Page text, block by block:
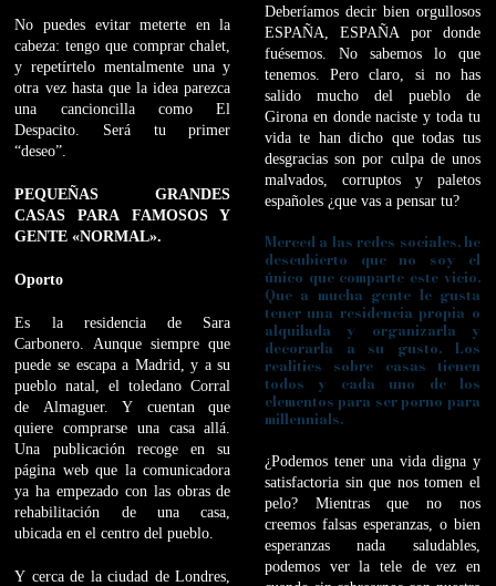
No puedes evitar meterte en la
cabeza: tengo que comprar chalet,
y repetírtelo mentalmente una y
otra vez hasta que la idea parezca
una cancioncilla como El
Despacito. Será tu primer
“deseo”.
PEQUEÑAS GRANDES
CASAS PARA FAMOSOS Y
GENTE «NORMAL».
Oporto
Es la residencia de Sara
Carbonero. Aunque siempre que
puede se escapa a Madrid, y a su
pueblo natal, el toledano Corral
de Almaguer. Y cuentan que
quiere comprarse una casa allá.
Una publicación recoge en su
página web que la comunicadora
ya ha empezado con las obras de
rehabilitación de una casa,
ubicada en el centro del pueblo.
Y cerca de la ciudad de Londres,
Deberíamos decir bien orgullosos
ESPAÑA, ESPAÑA por donde
fuésemos. No sabemos lo que
tenemos. Pero claro, si no has
salido mucho del pueblo de
Girona en donde naciste y toda tu
vida te han dicho que todas tus
desgracias son por culpa de unos
malvados, corruptos y paletos
españoles ¿que vas a pensar tu?
Merced a las redes sociales, he
descubierto que no soy el
único que comparte este vicio.
Que a mucha gente le gusta
tener una residencia propia o
alquilada y organizarla y
decorarla a su gusto. Los
realities sobre casas tienen
todos y cada uno de los
elementos para ser porno para
millennials.
¿Podemos tener una vida digna y
satisfactoria sin que nos tomen el
pelo? Mientras que no nos
creemos falsas esperanzas, o bien
esperanzas nada saludables,
podemos ver la tele de vez en